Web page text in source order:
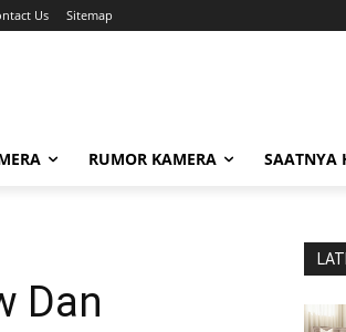
Us Sitemap
RUMOR KAMERA SAATNYA
Dan